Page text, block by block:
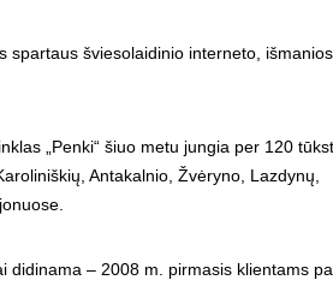
spartaus šviesolaidinio interneto,
„Penki“ šiuo metu jungia per 120
Antakalnio, Žvėryno, Lazdynų,
didinama – 2008 m. pirmasis klientams
APIE KLUBĄ